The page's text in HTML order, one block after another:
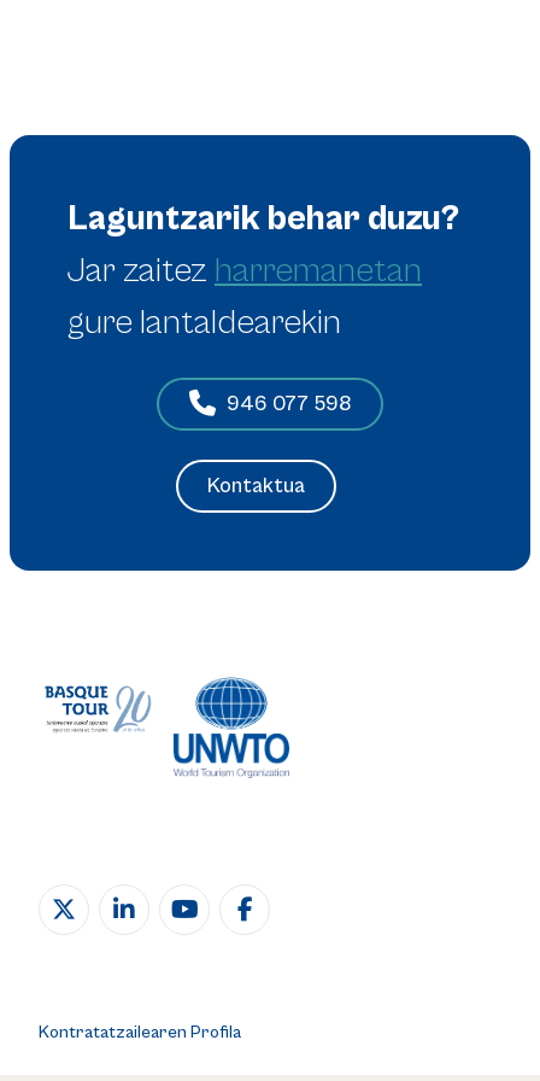
Laguntzarik behar duzu?
Jar zaitez harremanetan
gure lantaldearekin
946 077 598
Kontaktua
Kontratatzailearen Profila